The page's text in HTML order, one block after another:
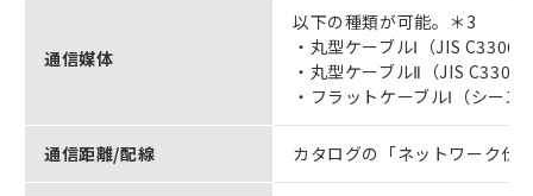
通信媒体
以下の種類が可能。＊3
・丸型ケーブルⅠ（JIS C3306
・丸型ケーブルⅡ（JIS
・フラットケーブルⅠ（シー
通信距離/配線 カタログの「ネットワーク仕